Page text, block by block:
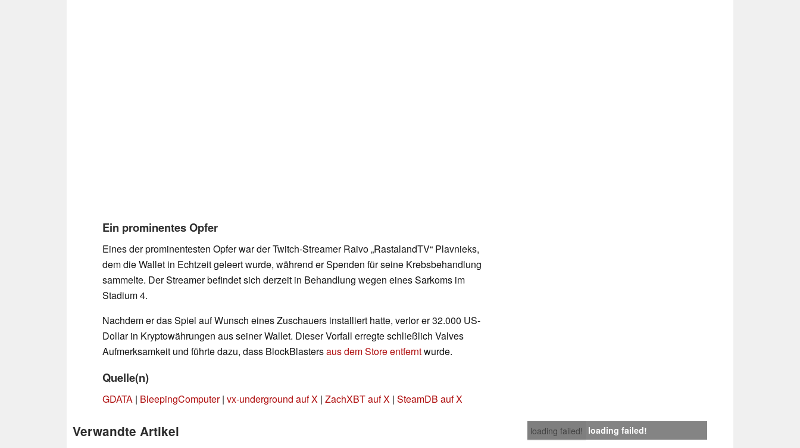
Ein prominentes Opfer
Eines der prominentesten Opfer war der Twitch-Streamer Raivo „RastalandTV“ Plavnieks,
dem die Wallet in Echtzeit geleert wurde, während er Spenden für seine Krebsbehandlung
sammelte. Der Streamer befindet sich derzeit in Behandlung wegen eines Sarkoms im
Stadium 4.
Nachdem er das Spiel auf Wunsch eines Zuschauers installiert hatte, verlor er 32.000 US-
Dollar in Kryptowährungen aus seiner Wallet. Dieser Vorfall erregte schließlich Valves
Aufmerksamkeit und führte dazu, dass BlockBlastersaus dem Store entferntwurde.
Quelle(n)
GDATA | BleepingComputer| vx-underground auf X | ZachXBT auf X | SteamDB auf X
loading failed! loading failed!
Verwandte Artikel